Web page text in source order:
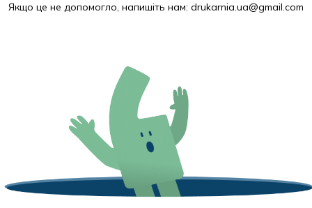
Якщо це не допомогло, напишіть нам: drukarnia.ua@gmail.com